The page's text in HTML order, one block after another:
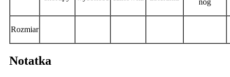
Rozmiar
Notatka